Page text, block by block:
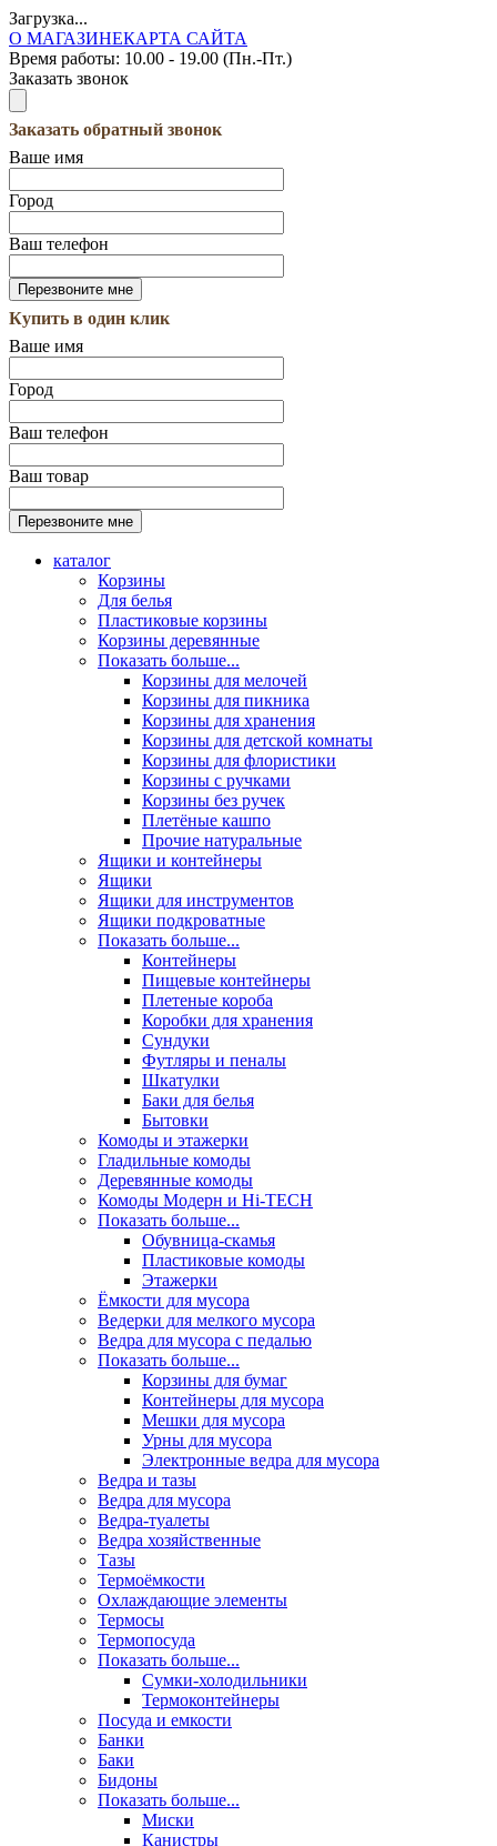
Загрузка...
О МАГАЗИНЕКАРТА САЙТА
Время работы: 10.00 - 19.00 (Пн.-Пт.)
Заказать звонок
Заказать обратный звонок
Ваше имя
Город
Ваш телефон
Купить в один клик
Ваше имя
Город
Ваш телефон
Ваш товар
каталог
Корзины
Для белья
Пластиковые корзины
Корзины деревянные
Показать больше...
Корзины для мелочей
Корзины для пикника
Корзины для хранения
Корзины для детской комнаты
Корзины для флористики
Корзины с ручками
Корзины без ручек
Плетёные кашпо
Прочие натуральные
Ящики и контейнеры
Ящики
Ящики для инструментов
Ящики подкроватные
Показать больше...
Контейнеры
Пищевые контейнеры
Плетеные короба
Коробки для хранения
Сундуки
Футляры и пеналы
Шкатулки
Баки для белья
Бытовки
Комоды и этажерки
Гладильные комоды
Деревянные комоды
Комоды Модерн и Hi-TECH
Показать больше...
Обувница-скамья
Пластиковые комоды
Этажерки
Ёмкости для мусора
Ведерки для мелкого мусора
Ведра для мусора с педалью
Показать больше...
Корзины для бумаг
Контейнеры для мусора
Мешки для мусора
Урны для мусора
Электронные ведра для мусора
Ведра и тазы
Ведра для мусора
Ведра-туалеты
Ведра хозяйственные
Тазы
Термоёмкости
Охлаждающие элементы
Термосы
Термопосуда
Показать больше...
Сумки-холодильники
Термоконтейнеры
Посуда и емкости
Банки
Баки
Бидоны
Показать больше...
Миски
Канистры